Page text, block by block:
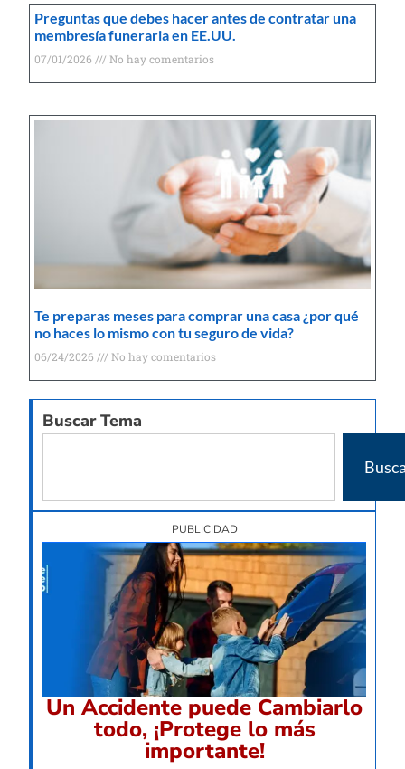
Preguntas que debes hacer antes de contratar una
membresía funeraria en EE.UU.
07/01/2026 No hay comentarios
Te preparas meses para comprar una casa ¿por qué
no haces lo mismo con tu seguro de vida?
06/24/2026 No hay comentarios
Buscar Tema
PUBLICIDAD
Un Accidente puede Cambiarlo
todo, ¡Protege lo más
importante!